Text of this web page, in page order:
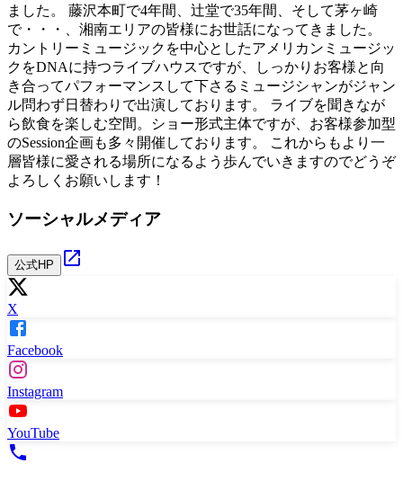
ました。 藤沢本町で4年間、辻堂で35年間、そして茅ヶ崎
で・・・、湘南エリアの皆様にお世話になってきました。
カントリーミュージックを中心としたアメリカンミュージッ
クをDNAに持つライブハウスですが、しっかりお客様と向
き合ってパフォーマンスして下さるミュージシャンがジャン
ル問わず日替わりで出演しております。 ライブを聞きなが
ら飲食を楽しむ空間。ショー形式主体ですが、お客様参加型
のSession企画も多々開催しております。 これからもより一
層皆様に愛される場所になるよう歩んでいきますのでどうぞ
よろしくお願いします！
ソーシャルメディア
公式HP
X
Facebook
Instagram
YouTube